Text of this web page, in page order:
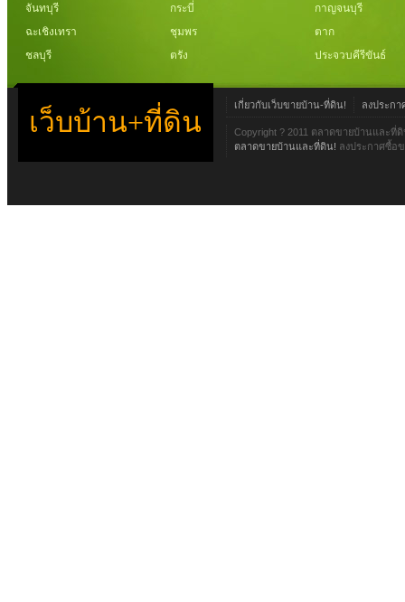
จันทบุรี
ฉะเชิงเทรา
ชลบุรี
กระบี่
ชุมพร
ตรัง
กาญจนบุรี
ตาก
ประจวบคีรีขันธ์
เว็บบ้าน+ที่ดิน
เกี่ยวกับเว็บขายบ้าน-ที่ดิน! ลงประก
Copyright ? 2011 ตลาดขายบ้านและที่
ตลาดขายบ้านและที่ดิน! ลงประกาศซื้อ